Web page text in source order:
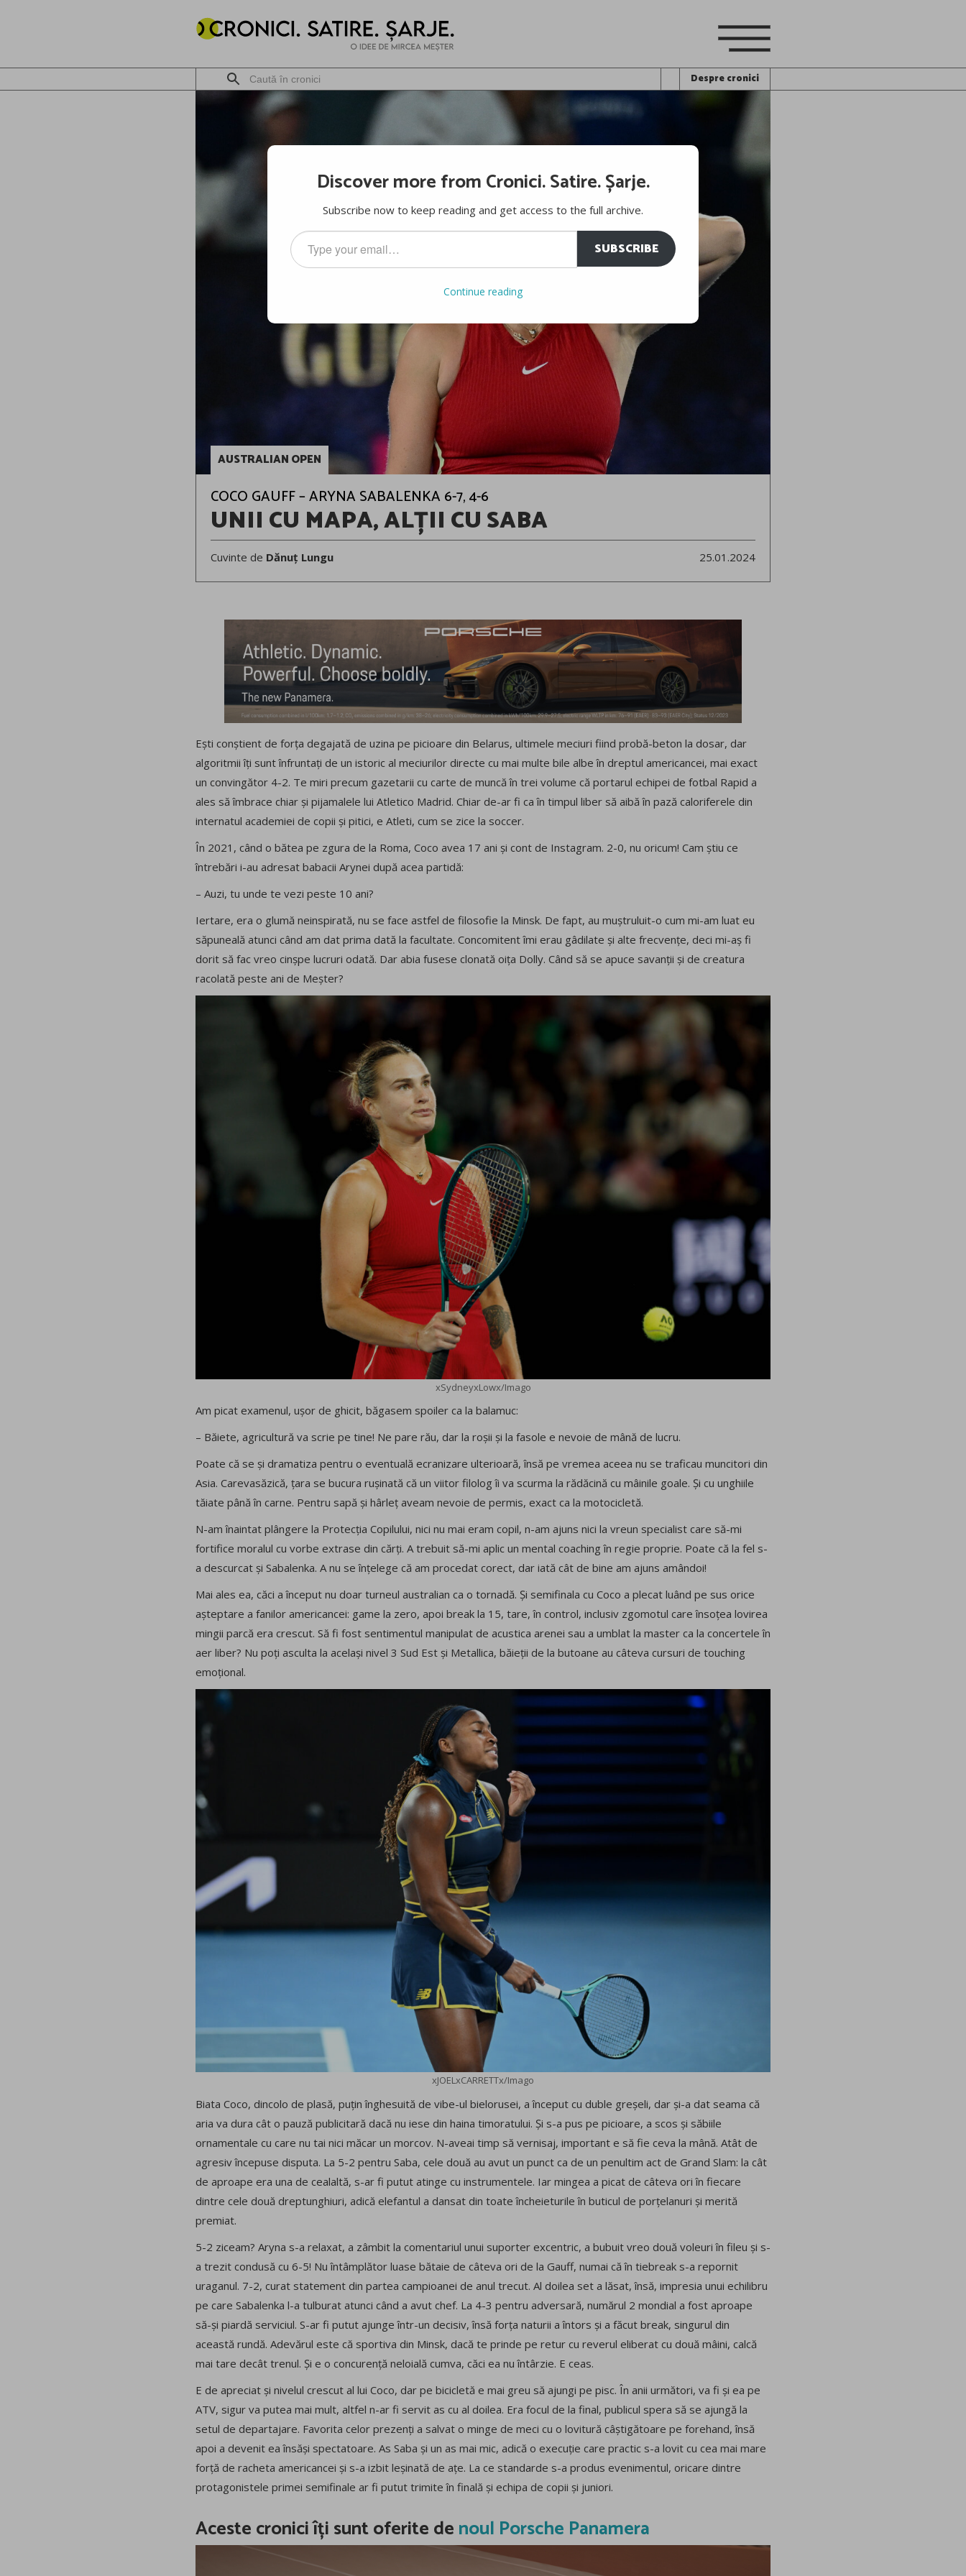
Despre cronici
AUSTRALIAN OPEN
COCO GAUFF – ARYNA SABALENKA 6-7, 4-6
UNII CU MAPA, ALȚII CU SABA
Cuvinte de Dănuț Lungu 25.01.2024
Ești conștient de forța degajată de uzina pe picioare din Belarus, ultimele meciuri fiind probă-beton la dosar, dar
algoritmii îți sunt înfruntați de un istoric al meciurilor directe cu mai multe bile albe în dreptul americancei, mai exact
un convingător 4-2. Te miri precum gazetarii cu carte de muncă în trei volume că portarul echipei de fotbal Rapid a
ales să îmbrace chiar și pijamalele lui Atletico Madrid. Chiar de-ar fi ca în timpul liber să aibă în pază caloriferele din
internatul academiei de copii și pitici, e Atleti, cum se zice la soccer.
În 2021, când o bătea pe zgura de la Roma, Coco avea 17 ani și cont de Instagram. 2-0, nu oricum! Cam știu ce
întrebări i-au adresat babacii Arynei după acea partidă:
– Auzi, tu unde te vezi peste 10 ani?
Iertare, era o glumă neinspirată, nu se face astfel de filosofie la Minsk. De fapt, au muștruluit-o cum mi-am luat eu
săpuneală atunci când am dat prima dată la facultate. Concomitent îmi erau gâdilate și alte frecvențe, deci mi-aș fi
dorit să fac vreo cinșpe lucruri odată. Dar abia fusese clonată oița Dolly. Când să se apuce savanții și de creatura
racolată peste ani de Meșter?
xSydneyxLowx/Imago
Am picat examenul, ușor de ghicit, băgasem spoiler ca la balamuc:
– Băiete, agricultură va scrie pe tine! Ne pare rău, dar la roșii și la fasole e nevoie de mână de lucru.
Poate că se și dramatiza pentru o eventuală ecranizare ulterioară, însă pe vremea aceea nu se traficau muncitori din
Asia. Carevasăzică, țara se bucura rușinată că un viitor filolog îi va scurma la rădăcină cu mâinile goale. Și cu unghiile
tăiate până în carne. Pentru sapă și hârleț aveam nevoie de permis, exact ca la motocicletă.
N-am înaintat plângere la Protecția Copilului, nici nu mai eram copil, n-am ajuns nici la vreun specialist care să-mi
fortifice moralul cu vorbe extrase din cărți. A trebuit să-mi aplic un mental coaching în regie proprie. Poate că la fel s-
a descurcat și Sabalenka. A nu se înțelege că am procedat corect, dar iată cât de bine am ajuns amândoi!
Mai ales ea, căci a început nu doar turneul australian ca o tornadă. Și semifinala cu Coco a plecat luând pe sus orice
așteptare a fanilor americancei: game la zero, apoi break la 15, tare, în control, inclusiv zgomotul care însoțea lovirea
mingii parcă era crescut. Să fi fost sentimentul manipulat de acustica arenei sau a umblat la master ca la concertele în
aer liber? Nu poți asculta la același nivel 3 Sud Est și Metallica, băieții de la butoane au câteva cursuri de touching
emoțional.
xJOELxCARRETTx/Imago
Biata Coco, dincolo de plasă, puțin înghesuită de vibe-ul bielorusei, a început cu duble greșeli, dar și-a dat seama că
aria va dura cât o pauză publicitară dacă nu iese din haina timoratului. Și s-a pus pe picioare, a scos și săbiile
ornamentale cu care nu tai nici măcar un morcov. N-aveai timp să vernisaj, important e să fie ceva la mână. Atât de
agresiv începuse disputa. La 5-2 pentru Saba, cele două au avut un punct ca de un penultim act de Grand Slam: la cât
de aproape era una de cealaltă, s-ar fi putut atinge cu instrumentele. Iar mingea a picat de câteva ori în fiecare
dintre cele două dreptunghiuri, adică elefantul a dansat din toate încheieturile în buticul de porțelanuri și merită
premiat.
5-2 ziceam? Aryna s-a relaxat, a zâmbit la comentariul unui suporter excentric, a bubuit vreo două voleuri în fileu și s-
a trezit condusă cu 6-5! Nu întâmplător luase bătaie de câteva ori de la Gauff, numai că în tiebreak s-a repornit
uraganul. 7-2, curat statement din partea campioanei de anul trecut. Al doilea set a lăsat, însă, impresia unui echilibru
pe care Sabalenka l-a tulburat atunci când a avut chef. La 4-3 pentru adversară, numărul 2 mondial a fost aproape
să-și piardă serviciul. S-ar fi putut ajunge într-un decisiv, însă forța naturii a întors și a făcut break, singurul din
această rundă. Adevărul este că sportiva din Minsk, dacă te prinde pe retur cu reverul eliberat cu două mâini, calcă
mai tare decât trenul. Și e o concurență neloială cumva, căci ea nu întârzie. E ceas.
E de apreciat și nivelul crescut al lui Coco, dar pe bicicletă e mai greu să ajungi pe pisc. În anii următori, va fi și ea pe
ATV, sigur va putea mai mult, altfel n-ar fi servit as cu al doilea. Era focul de la final, publicul spera să se ajungă la
setul de departajare. Favorita celor prezenți a salvat o minge de meci cu o lovitură câștigătoare pe forehand, însă
apoi a devenit ea însăși spectatoare. As Saba și un as mai mic, adică o execuție care practic s-a lovit cu cea mai mare
forță de racheta americancei și s-a izbit leșinată de ațe. La ce standarde s-a produs evenimentul, oricare dintre
protagonistele primei semifinale ar fi putut trimite în finală și echipa de copii și juniori.
Aceste cronici îți sunt oferite denoul Porsche Panamera
Discover more from Cronici. Satire. Șarje.
Subscribe now to keep reading and get access to the full archive.
Type
your
email…
SUBSCRIBE
Continue reading